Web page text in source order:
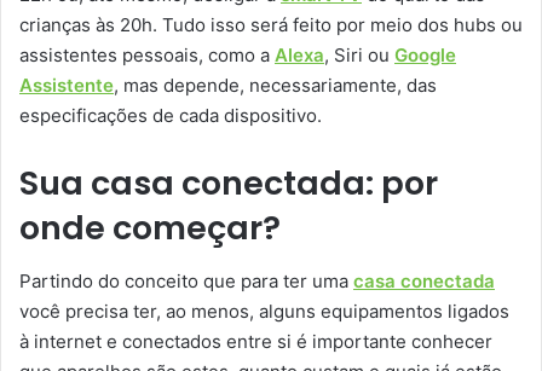
crianças às 20h. Tudo isso será feito por meio dos hubs ou
assistentes pessoais, como a Alexa, Siri ou Google
Assistente, mas depende, necessariamente, das
especificações de cada dispositivo.
Sua casa conectada: por
onde começar?
Partindo do conceito que para ter uma casa conectada
você precisa ter, ao menos, alguns equipamentos ligados
à internet e conectados entre si é importante conhecer